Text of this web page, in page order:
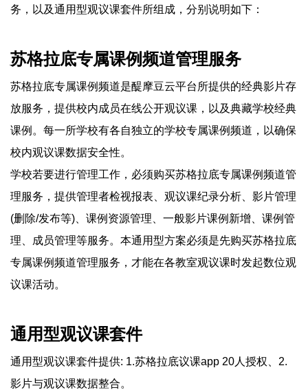
务，以及通用型观议课套件所组成，分别说明如下：
苏格拉底专属课例频道管理服务
苏格拉底专属课例频道是醍摩豆云平台所提供的经典影片存
放服务，提供校内成员在线公开观议课，以及典藏学校经典
课例。每一所学校有各自独立的学校专属课例频道，以确保
校内观议课数据安全性。
学校若要进行管理工作，必须购买苏格拉底专属课例频道管
理服务，提供管理者检视报表、观议课纪录分析、影片管理
(删除/发布等)、课例资源管理、一般影片课例新增、课例管
理、成员管理等服务。本通用型方案必须是先购买苏格拉底
专属课例频道管理服务，才能在各教室观议课时发起数位观
议课活动。
通用型观议课套件
通用型观议课套件提供: 1.苏格拉底议课app 20人授权、2.
影片与观议课数据整合。